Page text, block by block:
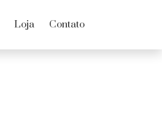
Loja Contato